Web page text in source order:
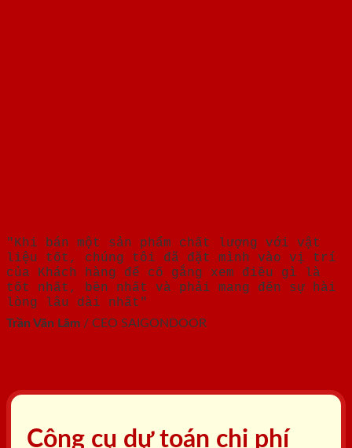
"Khi bán một sản phẩm chất lượng với vật
liệu tốt, chúng tôi đã đặt mình vào vị trí
của Khách hàng để cố gắng xem điều gì là
tốt nhất, bền nhất và phải mang đến sự hài
lòng lâu dài nhất"
Trần Văn Lãm / CEO SAIGONDOOR
Công cụ dự toán chi phí